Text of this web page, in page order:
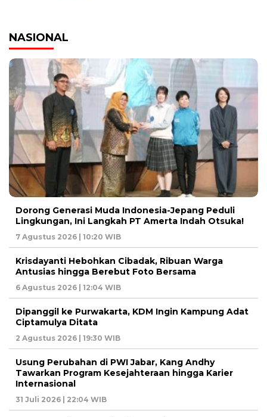
NASIONAL
Dorong Generasi Muda Indonesia-Jepang Peduli
Lingkungan, Ini Langkah PT Amerta Indah Otsuka!
7 Agustus 2026 | 10:20 WIB
Krisdayanti Hebohkan Cibadak, Ribuan Warga
Antusias hingga Berebut Foto Bersama
6 Agustus 2026 | 12:04 WIB
Dipanggil ke Purwakarta, KDM Ingin Kampung Adat
Ciptamulya Ditata
2 Agustus 2026 | 19:30 WIB
Usung Perubahan di PWI Jabar, Kang Andhy
Tawarkan Program Kesejahteraan hingga Karier
Internasional
31 Juli 2026 | 22:04 WIB